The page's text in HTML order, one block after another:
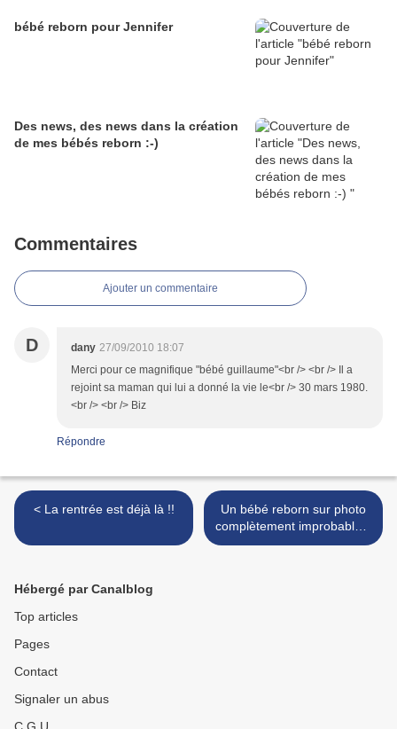
bébé reborn pour Jennifer
Des news, des news dans la création
de mes bébés reborn :-)
Commentaires
Ajouter un commentaire
D dany 27/09/2010 18:07
Merci pour ce magnifique "bébé guillaume"<br /> <br /> Il a
rejoint sa maman qui lui a donné la vie le<br /> 30 mars 1980.
<br /> <br /> Biz
Répondre
< La rentrée est déjà là !!
Un bébé reborn sur photo
complètement improbable !!
>
Hébergé par Canalblog
Top articles
Pages
Contact
Signaler un abus